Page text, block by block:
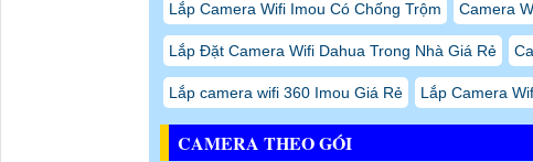
Lắp Camera Wifi Imou Có Chống Trộm Camera
Lắp Đặt Camera Wifi Dahua Trong Nhà Giá Rẻ
Lắp camera wifi 360 Imou Giá Rẻ Lắp Camera
CAMERA THEO GÓI